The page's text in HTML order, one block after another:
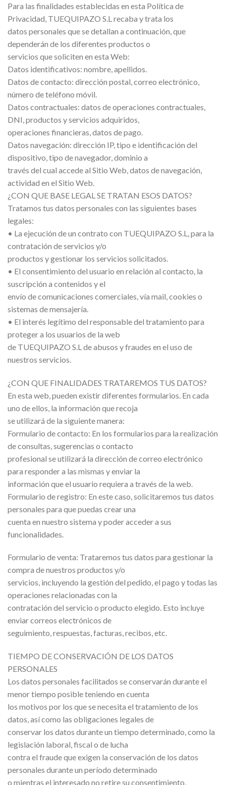
Para las finalidades establecidas en esta Política de
Privacidad, TUEQUIPAZO S.L recaba y trata los
datos personales que se detallan a continuación, que
dependerán de los diferentes productos o
servicios que soliciten en esta Web:
Datos identificativos: nombre, apellidos.
Datos de contacto: dirección postal, correo electrónico,
número de teléfono móvil.
Datos contractuales: datos de operaciones contractuales,
DNI, productos y servicios adquiridos,
operaciones financieras, datos de pago.
Datos navegación: dirección IP, tipo e identificación del
dispositivo, tipo de navegador, dominio a
través del cual accede al Sitio Web, datos de navegación,
actividad en el Sitio Web.
¿CON QUE BASE LEGAL SE TRATAN ESOS DATOS?
Tratamos tus datos personales con las siguientes bases
legales:
• La ejecución de un contrato con TUEQUIPAZO S.L, para la
contratación de servicios y/o
productos y gestionar los servicios solicitados.
• El consentimiento del usuario en relación al contacto, la
suscripción a contenidos y el
envío de comunicaciones comerciales, vía mail, cookies o
sistemas de mensajería.
• El interés legítimo del responsable del tratamiento para
proteger a los usuarios de la web
de TUEQUIPAZO S.L de abusos y fraudes en el uso de
nuestros servicios.
¿CON QUE FINALIDADES TRATAREMOS TUS DATOS?
En esta web, pueden existir diferentes formularios. En cada
uno de ellos, la información que recoja
se utilizará de la siguiente manera:
Formulario de contacto: En los formularios para la realización
de consultas, sugerencias o contacto
profesional se utilizará la dirección de correo electrónico
para responder a las mismas y enviar la
información que el usuario requiera a través de la web.
Formulario de registro: En este caso, solicitaremos tus datos
personales para que puedas crear una
cuenta en nuestro sistema y poder acceder a sus
funcionalidades.
Formulario de venta: Trataremos tus datos para gestionar la
compra de nuestros productos y/o
servicios, incluyendo la gestión del pedido, el pago y todas las
operaciones relacionadas con la
contratación del servicio o producto elegido. Esto incluye
enviar correos electrónicos de
seguimiento, respuestas, facturas, recibos, etc.
TIEMPO DE CONSERVACIÓN DE LOS DATOS
PERSONALES
Los datos personales facilitados se conservarán durante el
menor tiempo posible teniendo en cuenta
los motivos por los que se necesita el tratamiento de los
datos, así como las obligaciones legales de
conservar los datos durante un tiempo determinado, como la
legislación laboral, fiscal o de lucha
contra el fraude que exigen la conservación de los datos
personales durante un período determinado
o mientras el interesado no retire su consentimiento.